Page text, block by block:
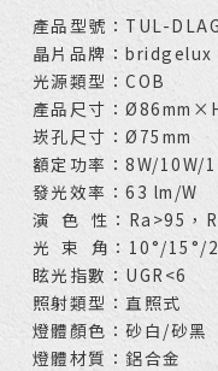
產品型號：TUL-
晶片品牌：bridgelux
光源類型：COB
產品尺寸：
崁孔尺寸：Ø75mm
額定功率：8W/10W/
發光效率：63 lm/W
演 色 性：Ra>95，
光 束 角：10°/15°/
眩光指數：UGR<6
照射類型：直照式
燈體顏色：砂白/砂黑
燈體材質：鋁合金